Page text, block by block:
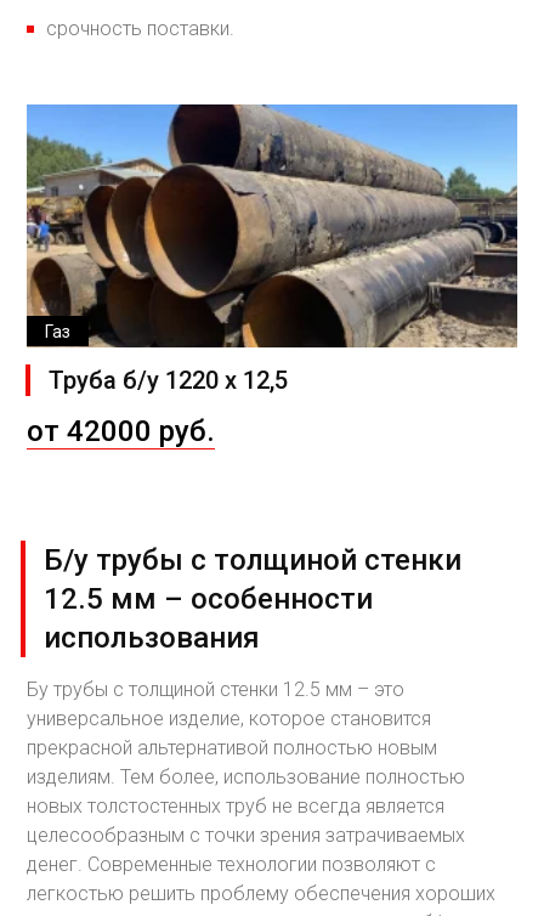
срочность поставки.
Газ
Труба б/у 1220 х 12,5
от 42000 руб.
Б/у трубы с толщиной стенки
12.5 мм – особенности
использования
Бу трубы с толщиной стенки 12.5 мм – это
универсальное изделие, которое становится
прекрасной альтернативой полностью новым
изделиям. Тем более, использование полностью
новых толстостенных труб не всегда является
целесообразным с точки зрения затрачиваемых
денег. Современные технологии позволяют с
легкостью решить проблему обеспечения хороших